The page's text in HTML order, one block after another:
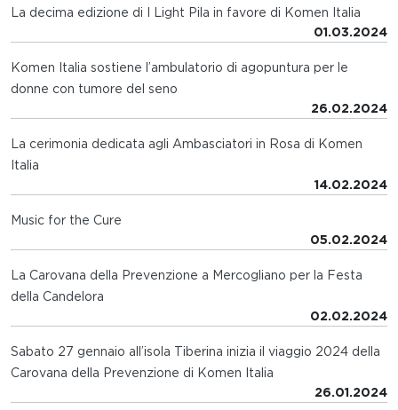
La decima edizione di I Light Pila in favore di Komen Italia
01.03.2024
Komen Italia sostiene l’ambulatorio di agopuntura per le
donne con tumore del seno
26.02.2024
La cerimonia dedicata agli Ambasciatori in Rosa di Komen
Italia
14.02.2024
Music for the Cure
05.02.2024
La Carovana della Prevenzione a Mercogliano per la Festa
della Candelora
02.02.2024
Sabato 27 gennaio all’isola Tiberina inizia il viaggio 2024 della
Carovana della Prevenzione di Komen Italia
26.01.2024